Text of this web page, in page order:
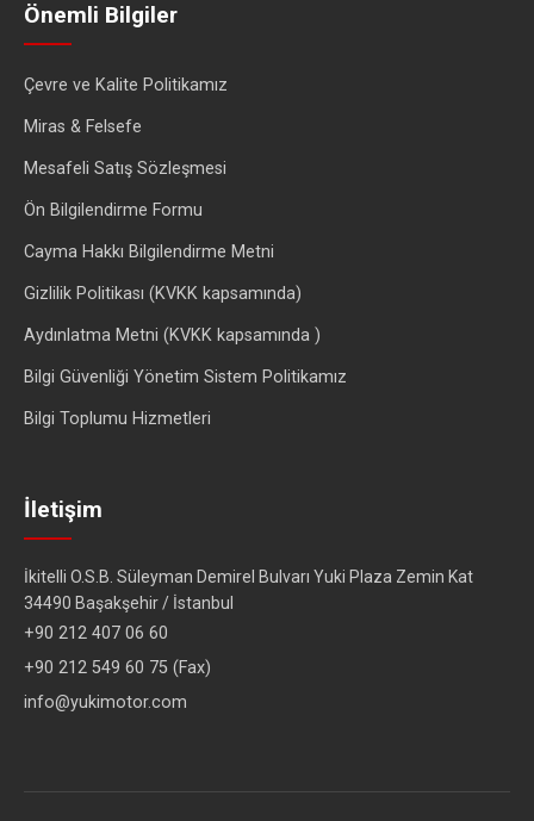
Önemli Bilgiler
Çevre ve Kalite Politikamız
Miras & Felsefe
Mesafeli Satış Sözleşmesi
Ön Bilgilendirme Formu
Cayma Hakkı Bilgilendirme Metni
Gizlilik Politikası (KVKK kapsamında)
Aydınlatma Metni (KVKK kapsamında )
Bilgi Güvenliği Yönetim Sistem Politikamız
Bilgi Toplumu Hizmetleri
İletişim
İkitelli O.S.B. Süleyman Demirel Bulvarı Yuki Plaza Zemin Kat
34490 Başakşehir / İstanbul
+90 212 407 06 60
+90 212 549 60 75 (Fax)
info@yukimotor.com